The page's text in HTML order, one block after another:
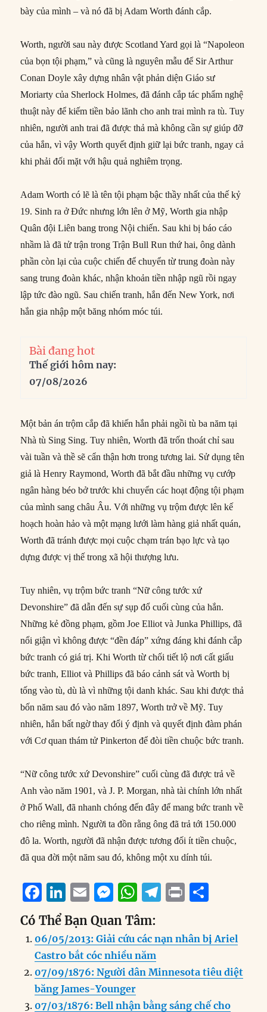
bày của mình – và nó đã bị Adam Worth đánh cắp.
Worth, người sau này được Scotland Yard gọi là “Napoleon
của bọn tội phạm,” và cũng là nguyên mẫu để Sir Arthur
Conan Doyle xây dựng nhân vật phản diện Giáo sư
Moriarty của Sherlock Holmes, đã đánh cắp tác phẩm nghệ
thuật này để kiếm tiền bảo lãnh cho anh trai mình ra tù. Tuy
nhiên, người anh trai đã được thả mà không cần sự giúp đỡ
của hắn, vì vậy Worth quyết định giữ lại bức tranh, ngay cả
khi phải đối mặt với hậu quả nghiêm trọng.
Adam Worth có lẽ là tên tội phạm bậc thầy nhất của thế kỷ
19. Sinh ra ở Đức nhưng lớn lên ở Mỹ, Worth gia nhập
Quân đội Liên bang trong Nội chiến. Sau khi bị báo cáo
nhầm là đã tử trận trong Trận Bull Run thứ hai, ông dành
phần còn lại của cuộc chiến để chuyển từ trung đoàn này
sang trung đoàn khác, nhận khoản tiền nhập ngũ rồi ngay
lập tức đào ngũ. Sau chiến tranh, hắn đến New York, nơi
hắn gia nhập một băng nhóm móc túi.
Bài đang hot
Thế giới hôm nay:
07/08/2026
Một bản án trộm cắp đã khiến hắn phải ngồi tù ba năm tại
Nhà tù Sing Sing. Tuy nhiên, Worth đã trốn thoát chỉ sau
vài tuần và thề sẽ cẩn thận hơn trong tương lai. Sử dụng tên
giả là Henry Raymond, Worth đã bắt đầu những vụ cướp
ngân hàng béo bở trước khi chuyển các hoạt động tội phạm
của mình sang châu Âu. Với những vụ trộm được lên kế
hoạch hoàn hảo và một mạng lưới làm hàng giả nhất quán,
Worth đã tránh được mọi cuộc chạm trán bạo lực và tạo
dựng được vị thế trong xã hội thượng lưu.
Tuy nhiên, vụ trộm bức tranh “Nữ công tước xứ
Devonshire” đã dẫn đến sự sụp đổ cuối cùng của hắn.
Những kẻ đồng phạm, gồm Joe Elliot và Junka Phillips, đã
nổi giận vì không được “đền đáp” xứng đáng khi đánh cắp
bức tranh có giá trị. Khi Worth từ chối tiết lộ nơi cất giấu
bức tranh, Elliot và Phillips đã báo cảnh sát và Worth bị
tống vào tù, dù là vì những tội danh khác. Sau khi được thả
bốn năm sau đó vào năm 1897, Worth trở về Mỹ. Tuy
nhiên, hắn bất ngờ thay đổi ý định và quyết định đàm phán
với Cơ quan thám tử Pinkerton để đòi tiền chuộc bức tranh.
“Nữ công tước xứ Devonshire” cuối cùng đã được trả về
Anh vào năm 1901, và J. P. Morgan, nhà tài chính lớn nhất
ở Phố Wall, đã nhanh chóng đến đây để mang bức tranh về
cho riêng mình. Người ta đồn rằng ông đã trả tới 150.000
đô la. Worth, người đã nhận được tương đối ít tiền chuộc,
đã qua đời một năm sau đó, không một xu dính túi.
F
a
c
e
b
o
o
Li
n
k
e
d
I
n
E
m
ai
l
M
ss
e
n
g
er
W
h
at
s
A
p
T
g
r
m
P
n
t
a
re
Có Thể Bạn Quan Tâm:
06/05/2013: Giải cứu các nạn nhân bị Ariel
Castro bắt cóc nhiều năm
07/09/1876: Người dân Minnesota tiêu diệt
băng James-Younger
07/03/1876: Bell nhận bằng sáng chế cho